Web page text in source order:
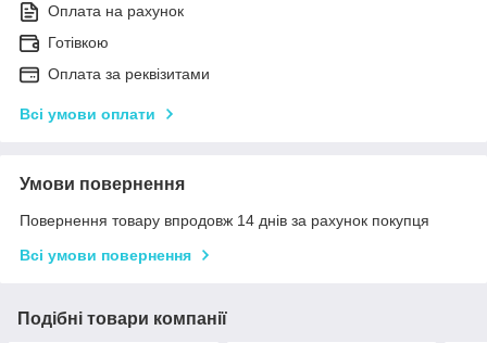
Оплата на рахунок
Готівкою
Оплата за реквізитами
Всі умови оплати
Умови повернення
Повернення товару впродовж 14 днів за рахунок покупця
Всі умови повернення
Подібні товари компанії